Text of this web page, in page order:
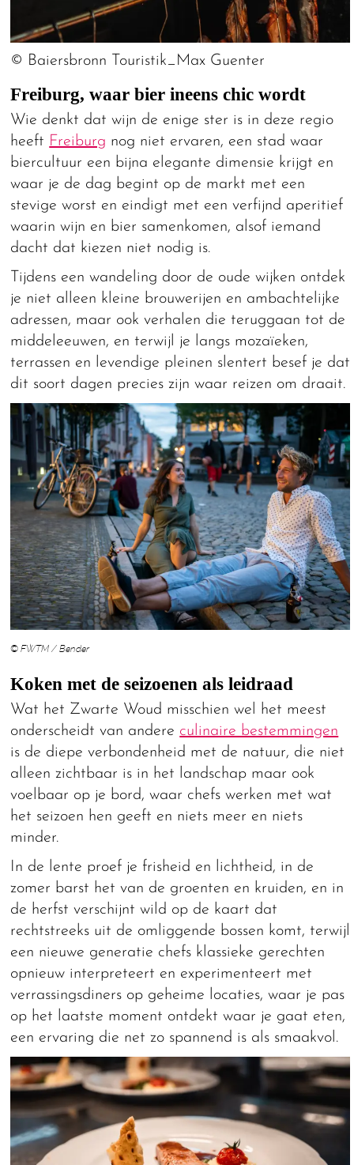
© Baiersbronn Touristik_Max Guenter
Freiburg, waar bier ineens chic wordt
Wie denkt dat wijn de enige ster is in deze regio
heeft Freiburg nog niet ervaren, een stad waar
biercultuur een bijna elegante dimensie krijgt en
waar je de dag begint op de markt met een
stevige worst en eindigt met een verfijnd aperitief
waarin wijn en bier samenkomen, alsof iemand
dacht dat kiezen niet nodig is.
Tijdens een wandeling door de oude wijken ontdek
je niet alleen kleine brouwerijen en ambachtelijke
adressen, maar ook verhalen die teruggaan tot de
middeleeuwen, en terwijl je langs mozaïeken,
terrassen en levendige pleinen slentert besef je dat
dit soort dagen precies zijn waar reizen om draait.
© FWTM / Bender
Koken met de seizoenen als leidraad
Wat het Zwarte Woud misschien wel het meest
onderscheidt van andere culinaire bestemmingen
is de diepe verbondenheid met de natuur, die niet
alleen zichtbaar is in het landschap maar ook
voelbaar op je bord, waar chefs werken met wat
het seizoen hen geeft en niets meer en niets
minder.
In de lente proef je frisheid en lichtheid, in de
zomer barst het van de groenten en kruiden, en in
de herfst verschijnt wild op de kaart dat
rechtstreeks uit de omliggende bossen komt, terwijl
een nieuwe generatie chefs klassieke gerechten
opnieuw interpreteert en experimenteert met
verrassingsdiners op geheime locaties, waar je pas
op het laatste moment ontdekt waar je gaat eten,
een ervaring die net zo spannend is als smaakvol.